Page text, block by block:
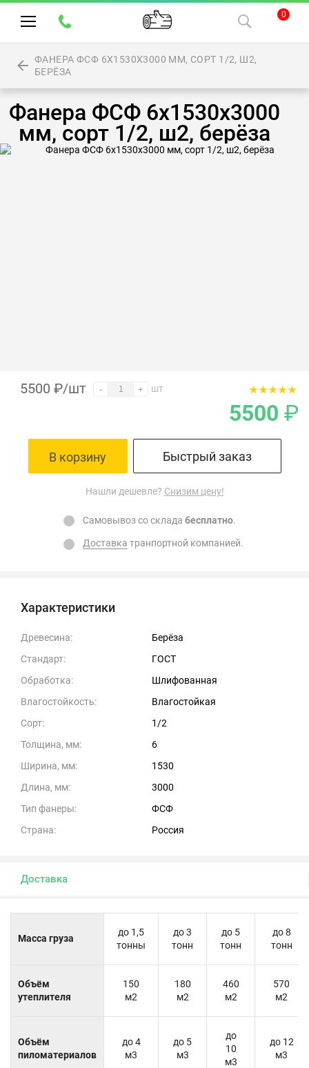
0
ФАНЕРА ФСФ 6Х1530Х3000 ММ, СОРТ 1/2, Ш2,
БЕРЁЗА
Фанера ФСФ 6х1530х3000
мм, сорт 1/2, ш2, берёза
Характеристики
Древесина:
Берёза
Стандарт:
ГОСТ
Обработка:
Шлифованная
Влагостойкость:
Влагостойкая
Сорт:
1/2
Толщина, мм:
6
Ширина, мм:
1530
Длина, мм:
3000
Тип фанеры:
ФСФ
Страна:
Россия
5500 ₽/шт - + шт
5500 ₽
В корзину Быстрый заказ
Нашли дешевле? Снизим цену!
Самовывоз со склада бесплатно.
Доставка транпортной компанией.
Доставка
Масса груза
до 1,5
тонны
до 3
тонн
до 5
тонн
до 8
тонн
Объём
утеплителя
150
м2
180
м2
460
м2
570
м2
Объём
пиломатериалов
до 4
м3
до 5
м3
до
10
м3
до 12
м3